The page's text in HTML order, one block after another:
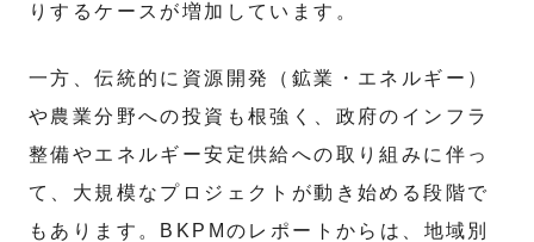
りするケースが増加しています。
一方、伝統的に資源開発（鉱業・エネルギー）
や農業分野への投資も根強く、政府のインフラ
整備やエネルギー安定供給への取り組みに伴っ
て、大規模なプロジェクトが動き始める段階で
もあります。BKPMのレポートからは、地域別